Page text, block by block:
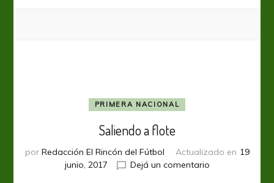
PRIMERA NACIONAL
Saliendo a flote
por Redacción El Rincón del Fútbol Actualizado en 19
junio, 2017
Dejá un comentarioen